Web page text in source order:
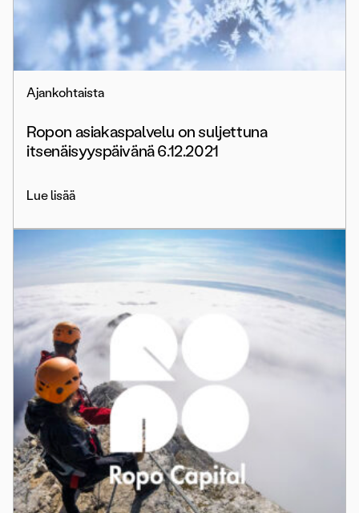
Ajankohtaista
Ropon asiakaspalvelu on suljettuna
itsenäisyyspäivänä 6.12.2021
Lue lisää